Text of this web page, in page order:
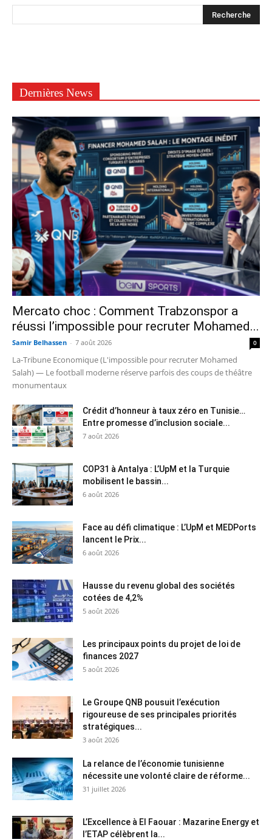
Dernières News
Mercato choc : Comment Trabzonspor a
réussi l’impossible pour recruter Mohamed...
Samir Belhassen - 7 août 2026 0
La-Tribune Economique (L'impossible pour recruter Mohamed
Salah) — Le football moderne réserve parfois des coups de théâtre
monumentaux
Crédit d’honneur à taux zéro en Tunisie…
Entre promesse d’inclusion sociale...
7 août 2026
COP31 à Antalya : L’UpM et la Turquie
mobilisent le bassin...
6 août 2026
Face au défi climatique : L’UpM et MEDPorts
lancent le Prix...
6 août 2026
Hausse du revenu global des sociétés
cotées de 4,2%
5 août 2026
Les principaux points du projet de loi de
finances 2027
5 août 2026
Le Groupe QNB pousuit l’exécution
rigoureuse de ses principales priorités
stratégiques...
3 août 2026
La relance de l’économie tunisienne
nécessite une volonté claire de réforme...
31 juillet 2026
L’Excellence à El Faouar : Mazarine Energy et
l’ETAP célèbrent la...